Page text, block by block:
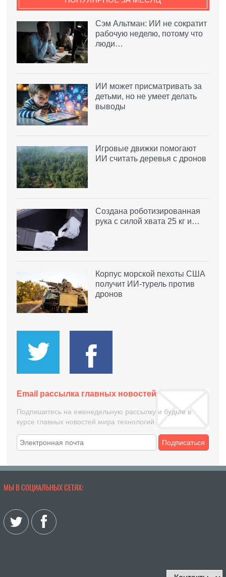
Сэм Альтман: ИИ не сократит
рабочую неделю, потому что
люди…
ИИ может присматривать за
детьми, но не умеет делать
выводы
Игровые движки помогают
ИИ считать деревья с дронов
Создана роботизированная
рука с силой хвата 25 кг и…
Корпус морской пехоты США
получит ИИ-турель против
дронов
Email рассылка главных новостей
Подпишитесь на еженедельную рассылку и будьте в
курсе главных новостей мира технологий
Подписаться
МЫ В СОЦИАЛЬНЫХ СЕТЯХ: